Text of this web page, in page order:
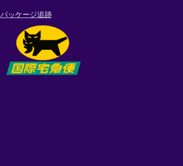
パッケージ追跡